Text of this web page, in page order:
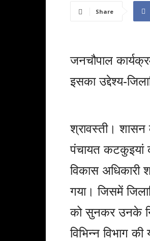
Share
जनचौपाल
इसका उद्देश्य-
श्रावस्ती। शासन
पंचायत कटकुइयां
विकास अधिकारी
गया। जिसमें
को सुनकर उनके
विभिन्न विभाग